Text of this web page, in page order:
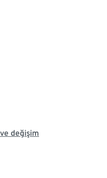
değişim